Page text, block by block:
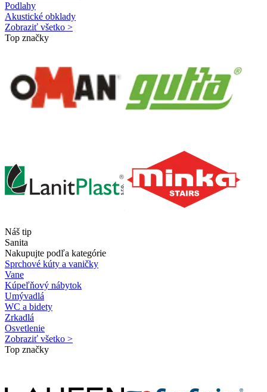
Podlahy
Akustické obklady
Zobraziť všetko >
Top značky
Náš tip
Sanita
Nakupujte podľa kategórie
Sprchové kúty a vaničky
Vane
Kúpeľňový nábytok
Umývadlá
WC a bidety
Zrkadlá
Osvetlenie
Zobraziť všetko >
Top značky